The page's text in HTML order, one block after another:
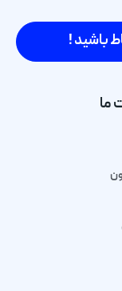
باشید !
ما